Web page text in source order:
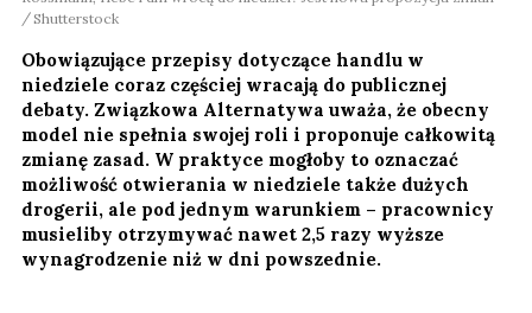
Shutterstock
Obowiązujące przepisy dotyczące handlu w
niedziele coraz częściej wracają do publicznej
debaty. Związkowa Alternatywa uważa, że obecny
model nie spełnia swojej roli i proponuje całkowitą
zmianę zasad. W praktyce mogłoby to oznaczać
możliwość otwierania w niedziele także dużych
drogerii, ale pod jednym warunkiem – pracownicy
musieliby otrzymywać nawet 2,5 razy wyższe
wynagrodzenie niż w dni powszednie.